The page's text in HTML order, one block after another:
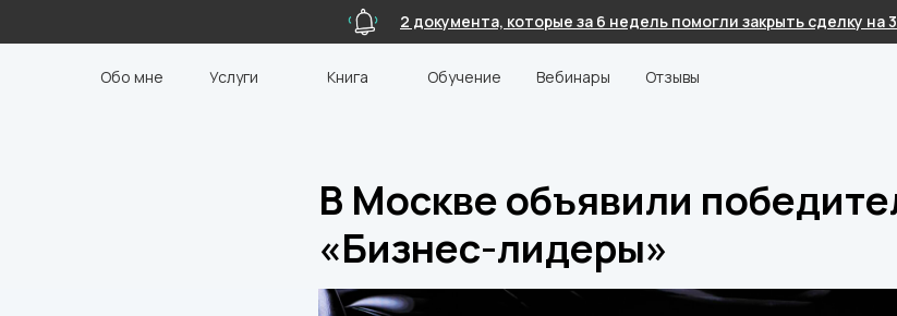
Отзывы
Книга Обучение Вебинары
2 документа, которые за 6 недель помогли закрыть сделку на
Услуги
Обо мне
В Москве объявили
«Бизнес-лидеры»